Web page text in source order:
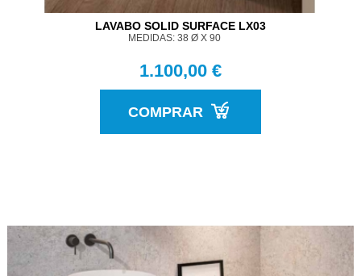
LAVABO SOLID SURFACE LX03
MEDIDAS: 38 Ø X 90
1.100,00 €
COMPRAR